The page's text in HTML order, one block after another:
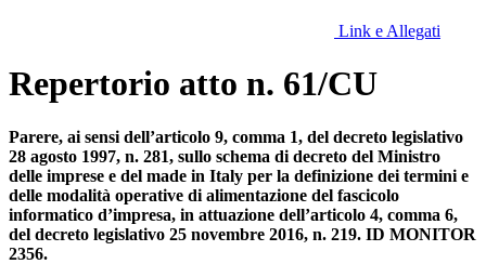
Link e Allegati
Repertorio atto n. 61/CU
Parere, ai sensi dell’articolo 9, comma 1, del decreto legislativo
28 agosto 1997, n. 281, sullo schema di decreto del Ministro
delle imprese e del made in Italy per la definizione dei termini e
delle modalità operative di alimentazione del fascicolo
informatico d’impresa, in attuazione dell’articolo 4, comma 6,
del decreto legislativo 25 novembre 2016, n. 219. ID MONITOR
2356.